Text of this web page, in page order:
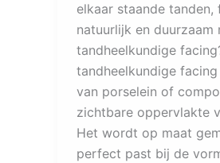
elkaar staande tanden,
natuurlijk en duurzaam
tandheelkundige
tandheelkundige
van porselein of
zichtbare oppervlakte
Het wordt op maat
perfect past bij de